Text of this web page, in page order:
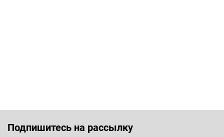
Подпишитесь на рассылку